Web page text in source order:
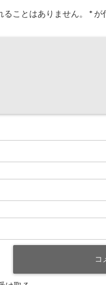
ことはありません。 *が